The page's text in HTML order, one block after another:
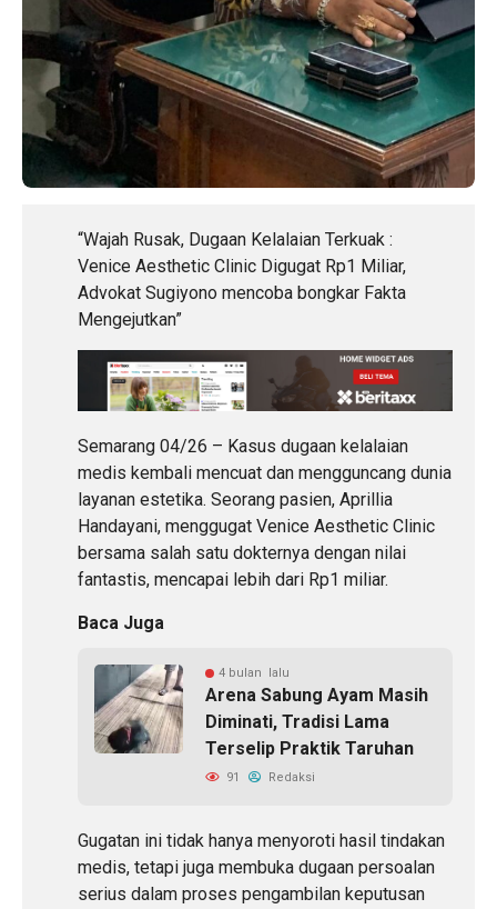
“Wajah Rusak, Dugaan Kelalaian Terkuak :
Venice Aesthetic Clinic Digugat Rp1 Miliar,
Advokat Sugiyono mencoba bongkar Fakta
Mengejutkan”
Semarang 04/26 – Kasus dugaan kelalaian
medis kembali mencuat dan mengguncang dunia
layanan estetika. Seorang pasien, Aprillia
Handayani, menggugat Venice Aesthetic Clinic
bersama salah satu dokternya dengan nilai
fantastis, mencapai lebih dari Rp1 miliar.
Baca Juga
4 bulan lalu
Arena Sabung Ayam Masih
Diminati, Tradisi Lama
Terselip Praktik Taruhan
91 Redaksi
Gugatan ini tidak hanya menyoroti hasil tindakan
medis, tetapi juga membuka dugaan persoalan
serius dalam proses pengambilan keputusan